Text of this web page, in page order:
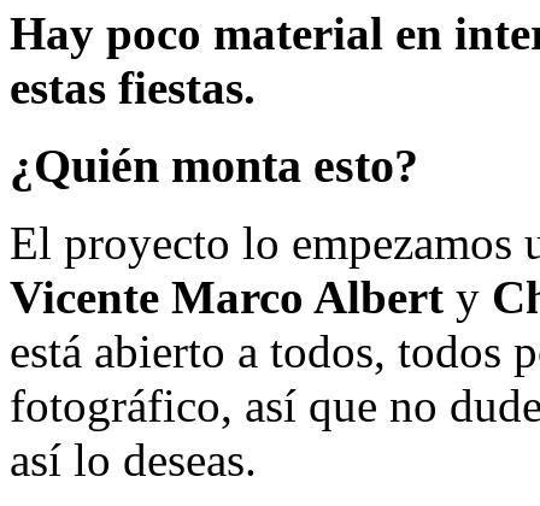
Hay poco material en
estas fiestas.
¿Quién monta esto?
El proyecto lo empezamos
Vicente Marco Albert y
está abierto a todos, todos
fotográfico, así que no
así lo deseas.